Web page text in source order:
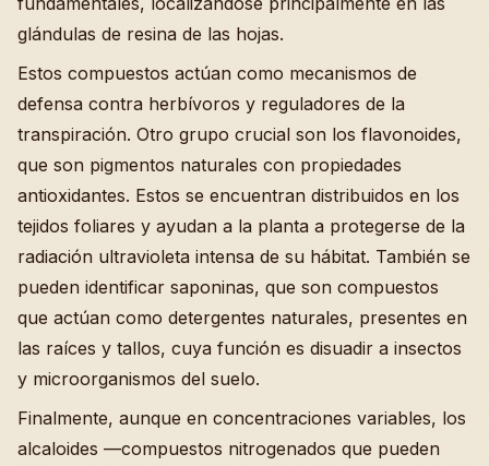
glándulas de resina de las hojas.
Estos compuestos actúan como mecanismos de
defensa contra herbívoros y reguladores de la
transpiración. Otro grupo crucial son los flavonoides,
que son pigmentos naturales con propiedades
antioxidantes. Estos se encuentran distribuidos en los
tejidos foliares y ayudan a la planta a protegerse de la
radiación ultravioleta intensa de su hábitat. También se
pueden identificar saponinas, que son compuestos
que actúan como detergentes naturales, presentes en
las raíces y tallos, cuya función es disuadir a insectos
y microorganismos del suelo.
Finalmente, aunque en concentraciones variables, los
alcaloides —compuestos nitrogenados que pueden